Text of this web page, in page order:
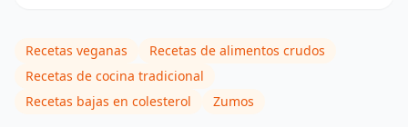
Recetas veganas
Recetas de alimentos crudos
Recetas de cocina tradicional
Recetas bajas en colesterol
Zumos